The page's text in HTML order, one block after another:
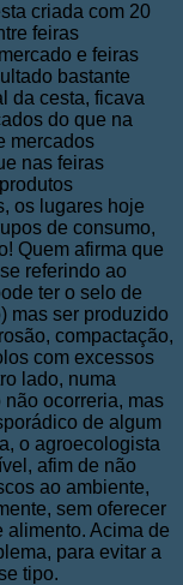
criada com 20
feiras
e feiras
bastante
da cesta, ficava
do que na
mercados
nas feiras
os lugares hoje
de consumo,
Quem afirma que
referindo ao
ter o selo de
mas ser produzido
compactação,
com excessos
lado, numa
ocorreria, mas
de algum
o agroecologista
afim de não
ao ambiente,
sem oferecer
alimento. Acima de
para evitar a
tipo.